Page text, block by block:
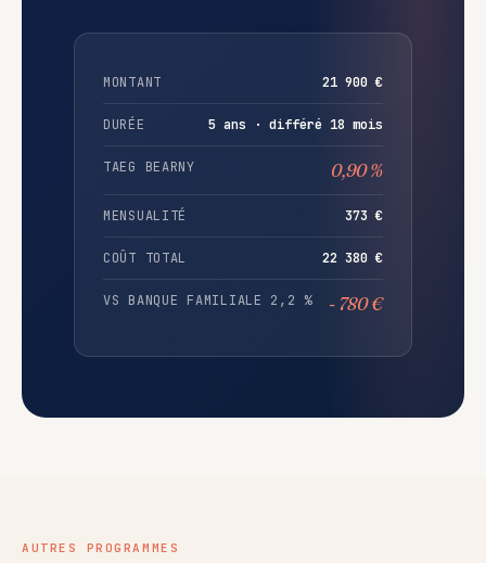
MONTANT 21 900 €
DURÉE 5 ans · différé 18 mois
TAEG BEARNY 0,90 %
MENSUALITÉ 373 €
COÛT TOTAL 22 380 €
VS BANQUE FAMILIALE 2,2 % - 780 €
AUTRES PROGRAMMES